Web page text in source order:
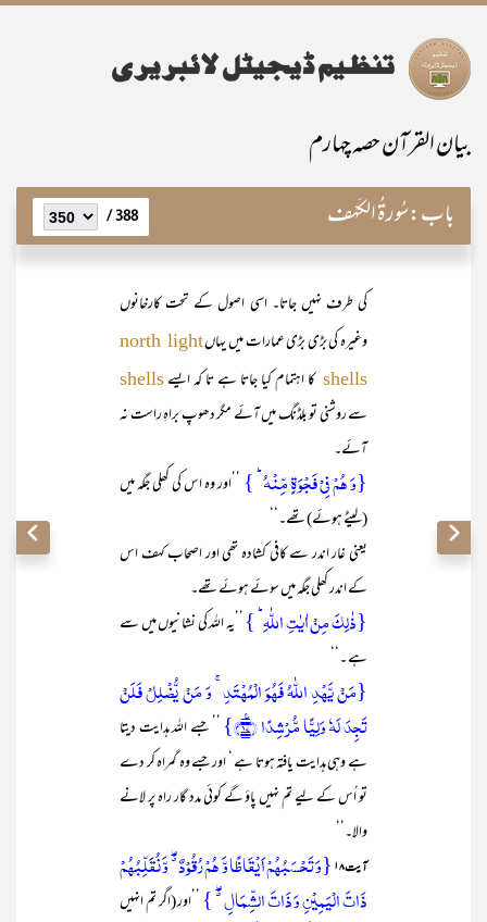
بیان القرآن حصہ چہارم
باب:سُورۃُ الکَہْف 388 /
کی طرف نہیں جاتا۔ اسی اصول کے تحت کارخانوں
وغیرہ کی بڑی بڑی عمارات میں یہاںnorth light
shells کا اہتمام کیا جاتا ہے تا کہ ایسےshells
سے روشنی تو بلڈنگ میں آئے مگر دھوپ براہِ راست نہ
آئے۔
{وَ ہُمۡ فِیۡ فَجۡوَۃٍ مِّنۡہُ ؕ } ’’اور وہ اس کی کھلی جگہ میں
(لیٹے ہوئے) تھے۔‘‘
یعنی غار اندر سے کافی کشادہ تھی اور اصحاب کہف اس
کے اندر کھلی جگہ میں سوئے ہوئے تھے۔
{ذٰلِکَ مِنۡ اٰیٰتِ اللّٰہِ ؕ } ’’یہ اللہ کی نشانیوں میں سے
ہے ۔‘‘
{مَنۡ یَّہۡدِ اللّٰہُ فَہُوَ الۡمُہۡتَدِ ۚ وَ مَنۡ یُّضۡلِلۡ فَلَنۡ
تَجِدَ لَہٗ وَلِیًّا مُّرۡشِدًا ﴿٪۱۷﴾}
’’ جسے اللہ ہدایت دیتا
ہے وہی ہدایت یافتہ ہوتا ہے ‘ اور جسے وہ گمراہ کر دے
تو اُس کے لیے تم نہیں پاؤ گے کوئی مدد گار راہ پر لانے
والا۔‘‘
آیت ۱۸ {وَ تَحۡسَبُہُمۡ اَیۡقَاظًا وَّ ہُمۡ رُقُوۡدٌ ٭ۖ وَّ نُقَلِّبُہُمۡ
ذَاتَ الۡیَمِیۡنِ وَ ذَاتَ الشِّمَالِ ٭ۖ } ’’اور (اگر تم انہیں